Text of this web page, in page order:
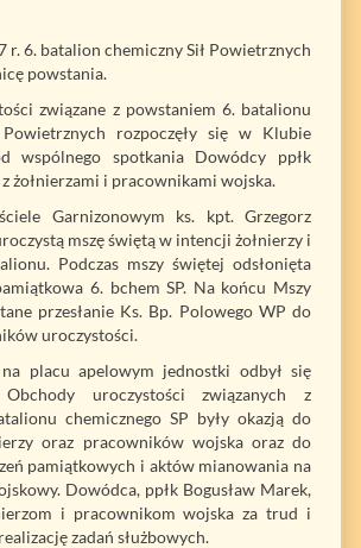
r. 6. batalion chemiczny Sił Powietrznych
powstania.
związane z powstaniem 6. batalionu
Powietrznych rozpoczęły się w Klubie
wspólnego spotkania Dowódcy ppłk
z żołnierzami i pracownikami wojska.
Garnizonowym ks. kpt. Grzegorz
mszę świętą w intencji żołnierzy i
Podczas mszy świętej odsłonięta
6. bchem SP. Na końcu Mszy
przesłanie Ks. Bp. Polowego WP do
uroczystości.
placu apelowym jednostki odbył się
uroczystości związanych z
chemicznego SP były okazją do
oraz pracowników wojska oraz do
pamiątkowych i aktów mianowania na
Dowódca, ppłk Bogusław Marek,
i pracownikom wojska za trud i
zadań służbowych.